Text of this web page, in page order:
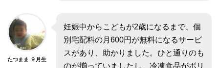
たつまま ９月生
妊娠中からこどもが2歳になるまで、個
別宅配料の月600円が無料になるサービ
スがあり、助かりました。ひと通りのも
のが揃っていましたし、冷凍食品がボリ